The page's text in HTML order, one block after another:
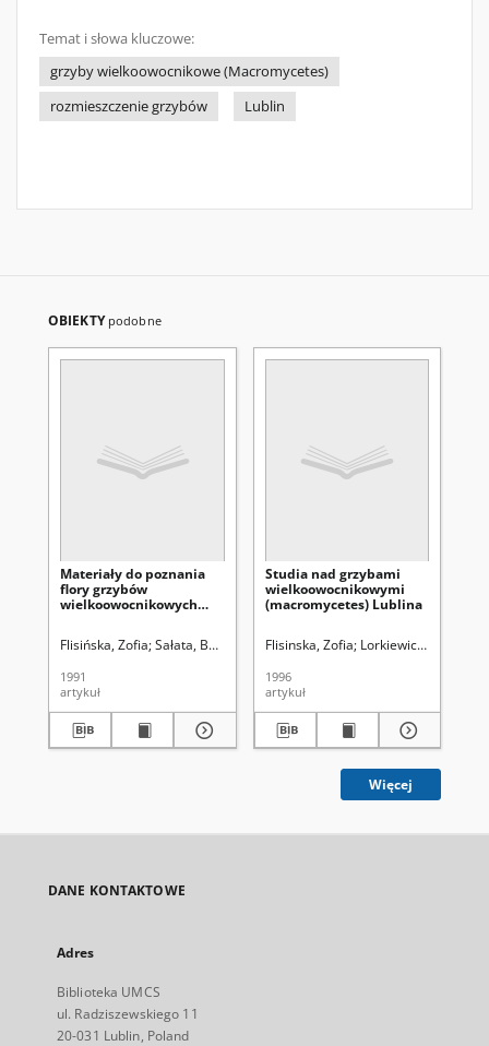
Temat i słowa kluczowe:
grzyby wielkoowocnikowe (Macromycetes)
rozmieszczenie grzybów
Lublin
OBIEKTY podobne
Materiały do poznania
flory grzybów
wielkoowocnikowych
wschodniej Polski
Flisińska, Zofia Sałata, Bogusław Lorkiewicz, Zbigniew (1923-2001).
1991
artykuł
Studia nad grzybami
wielkoowocnikowymi
(macromycetes) Lublina
Flisinska, Zofia Lorkiewicz, Zbigniew.
1996
artykuł
Więcej
DANE KONTAKTOWE
Adres
Biblioteka UMCS
ul. Radziszewskiego 11
20-031 Lublin, Poland